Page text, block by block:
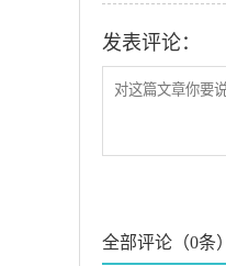
发表评论：
全部评论（0条）